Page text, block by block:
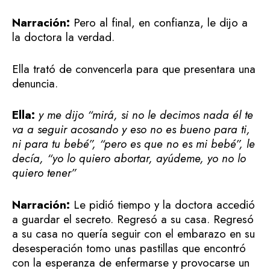
Narración: Pero al final, en confianza, le dijo a
la doctora la verdad.
Ella trató de convencerla para que presentara una
denuncia.
Ella: y me dijo “mirá, si no le decimos nada él te
va a seguir acosando y eso no es bueno para ti,
ni para tu bebé”, “pero es que no es mi bebé”, le
decía, “yo lo quiero abortar, ayúdeme, yo no lo
quiero tener”
Narración: Le pidió tiempo y la doctora accedió
a guardar el secreto. Regresó a su casa. Regresó
a su casa no quería seguir con el embarazo en su
desesperación tomo unas pastillas que encontró
con la esperanza de enfermarse y provocarse un